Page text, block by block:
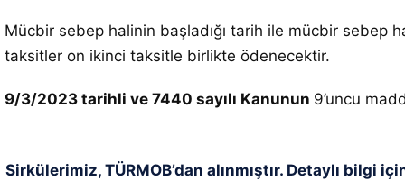
Mücbir sebep halinin başladığı tarih ile mücbir sebep
taksitler on ikinci taksitle birlikte ödenecektir.
9/3/2023 tarihli ve 7440 sayılı Kanunun 9’uncu
Sirkülerimiz, TÜRMOB’dan alınmıştır. Detaylı bilgi